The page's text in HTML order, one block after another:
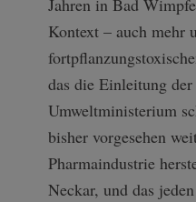
Jahren in Bad
Kontext – auch mehr
das die Einleitung
Umweltministerium
bisher vorgesehen
Pharmaindustrie
Neckar, und das